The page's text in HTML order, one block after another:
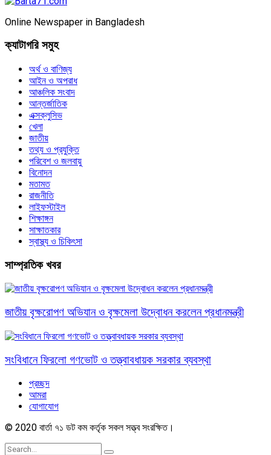
Online Newspaper in Bangladesh
ক্যাটাগরি সমুহ
অর্থ ও বাণিজ্য
আইন ও অপরাধ
আঞ্চলিক সংবাদ
আন্তর্জাতিক
এক্সক্লুসিভ
খেলা
জাতীয়
তথ্য ও প্রযুক্তি
পরিবেশ ও জলবায়ু
বিনোদন
মতামত
রাজনীতি
লাইফস্টাইল
শিক্ষাঙ্গন
সাক্ষাতকার
স্বাস্থ্য ও চিকিৎসা
সাম্প্রতিক খবর
জাতীয় বৃক্ষরোপণ অভিযান ও বৃক্ষমেলা উদ্বোধন করলেন প্রধানমন্ত্রী
সংবিধানে ফিরলো গণভোট ও তত্ত্বাবধায়ক সরকার ব্যবস্থা
প্রচ্ছদ
আমরা
যোগাযোগ
© 2020 বার্তা ৭১ ডট কম কর্তৃক সকল সত্ত্ব সংরক্ষিত।